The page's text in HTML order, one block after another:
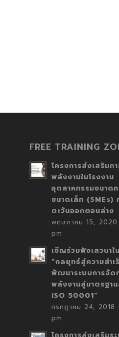
FREE TRAINING
โครงการส่งเสริมก
พลังงานในโรงงาน
อุตสาหกรรมขนาด
ขนาดเล็ก (SMEs)
ตะวันออกตอนล่าง
พฤษภาคม 15, 2020
pm
เชิญร่วมฟังเสวนาใ
“กลยุทธ์สู่ความสำเ
พัฒนาระบบการจัด
พลังงานสู่มาตรฐา
ISO 50001”
กรกฎาคม 24, 2018
pm